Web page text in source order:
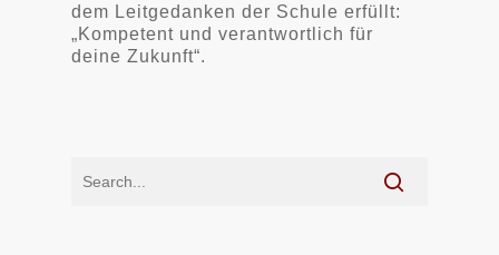
dem Leitgedanken der Schule erfüllt:
„Kompetent und verantwortlich für
deine Zukunft“.